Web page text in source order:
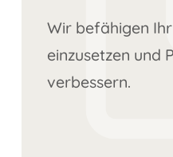
Wir befähigen
einzusetzen und
verbessern.